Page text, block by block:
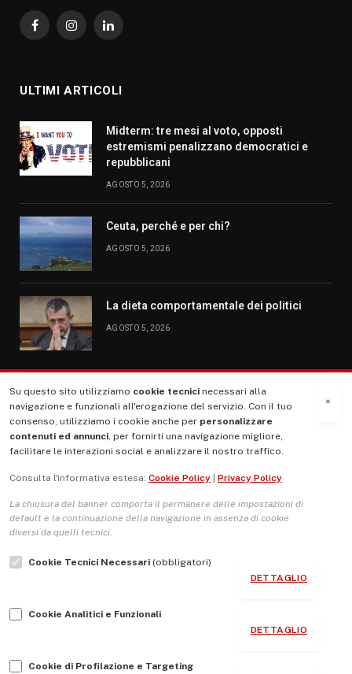
FacebookInstagramLinkedIn
ULTIMI ARTICOLI
Midterm: tre mesi al voto, opposti
estremismi penalizzano democratici e
repubblicani
AGOSTO 5, 2026
Ceuta, perché e per chi?
AGOSTO 5, 2026
La dieta comportamentale dei politici
AGOSTO 5, 2026
MENU
La Nostra Storia
Le Copertine
L’Associazione
Indirizzo Socio Politico Culturale
Guida per le autrici e gli autori
×
Su questo sito utilizziamo cookie tecnici necessari alla
navigazione e funzionali all'erogazione del servizio. Con il tuo
consenso, utilizziamo i cookie anche per personalizzare
contenuti ed annunci, per fornirti una navigazione migliore,
facilitare le interazioni social e analizzare il nostro traffico.
Consulta l'informativa estesa: Cookie Policy Privacy Policy
La chiusura del banner comporta il permanere delle impostazioni di
default e la continuazione della navigazione in assenza di cookie
diversi da quelli tecnici.
Cookie Tecnici Necessari (obbligatori)
DETTAGLIO
Cookie Analitici e Funzionali
DETTAGLIO
Cookie di Profilazione e Targeting